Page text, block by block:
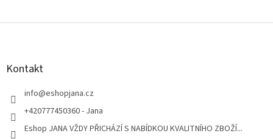
Z
Kontakt
info@eshopjana.cz
+420777450360 - Jana
Eshop JANA VŽDY PŘICHÁZÍ S NABÍDKOU KVALITNÍHO ZBOŽÍ...